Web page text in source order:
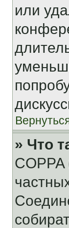
или
» Что